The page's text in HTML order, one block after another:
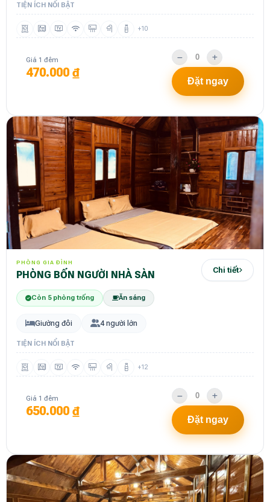
TIỆN ÍCH NỔI BẬT
+10
Giá 1 đêm
470.000 ₫
Đặt ngay
PHÒNG GIA ĐÌNH
PHÒNG BỐN NGƯỜI NHÀ SÀN Chi tiết
Còn 5 phòng trống Ăn sáng
Giường đôi 4 người lớn
TIỆN ÍCH NỔI BẬT
+12
Giá 1 đêm
650.000 ₫
Đặt ngay